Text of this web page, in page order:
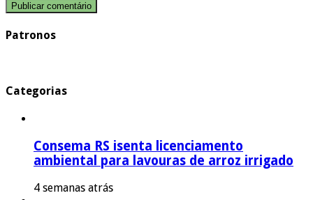
Patronos
Categorias
Consema RS isenta licenciamento
ambiental para lavouras de arroz irrigado
4 semanas atrás